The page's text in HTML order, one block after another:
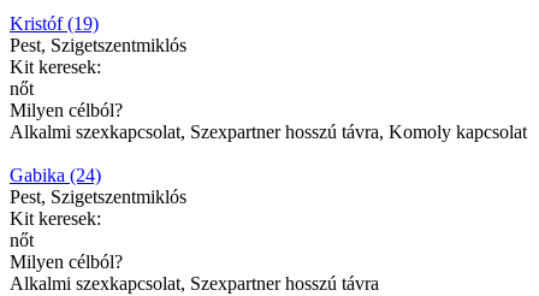
Kristóf (19)
Pest, Szigetszentmiklós
Kit keresek:
nőt
Milyen célból?
Alkalmi szexkapcsolat, Szexpartner hosszú távra, Komoly kapcsolat
Gabika (24)
Pest, Szigetszentmiklós
Kit keresek:
nőt
Milyen célból?
Alkalmi szexkapcsolat, Szexpartner hosszú távra